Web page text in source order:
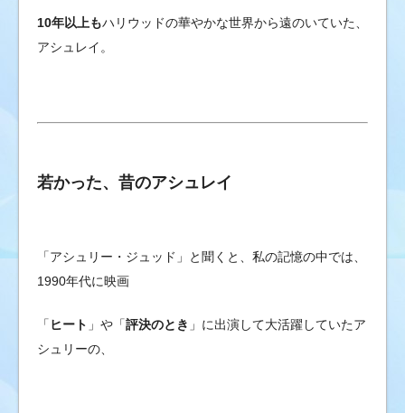
10年以上もハリウッドの華やかな世界から遠のいていた、
アシュレイ。
若かった、昔のアシュレイ
「アシュリー・ジュッド」と聞くと、私の記憶の中では、
1990年代に映画
「 ヒート 」や「評決のとき 」に出演して大活躍していたア
シュリーの、